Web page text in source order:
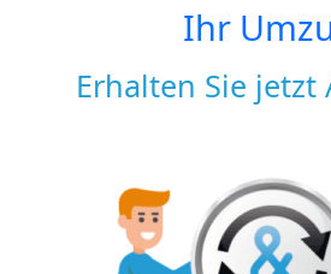
Ihr
Erhalten Sie jetzt